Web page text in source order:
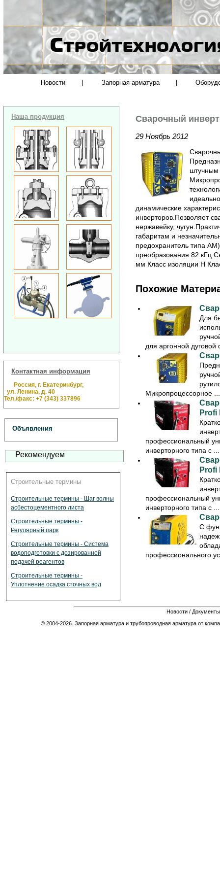
Новости Запорная арматура
Наша продукция
Контактная информация
Россия, г. Екатеринбург,
ул. Ленина, д. 40
Тел./факс: +7 (343) 337896
Объявления
Рекомендуем
Строительные термины
Строительные термины - Шаг волны
асбестоцементного листа
Строительные термины -
Регулярный парк
Строительные термины - Система
водоподготовки с дозированной
подачей реагентов
Строительные термины -
Уплотнение осадка сточных вод
Сварочный
29 Ноябрь 2012
штучным
динамические
инверторов.Позволяет
нержавейку,
габаритам и
предохранитель типа
преобразования 82 кГц
мм Класс изоляции H
Похожие
Для
для аргонной дуговой
Микропроцессорное ...
Profi
профессиональный
инверторного типа с ...
Profi
профессиональный
инверторного типа с ...
С
профессионального
Новости / Документы
© 2004-2026. Запорная арматура и трубопроводная арматура от